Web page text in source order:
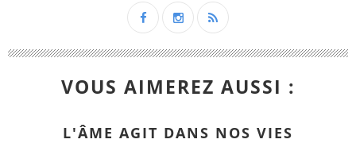
VOUS AIMEREZ AUSSI :
L'ÂME AGIT DANS NOS VIES